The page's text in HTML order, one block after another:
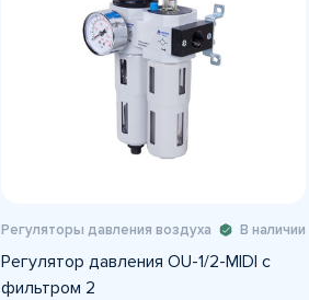
Регуляторы давления воздуха В наличии
Регулятор давления OU-1/2-MIDI с
фильтром 2